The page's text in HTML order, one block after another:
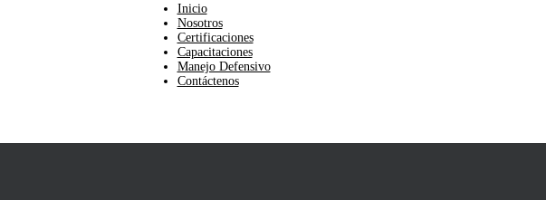
Inicio
Nosotros
Certificaciones
Capacitaciones
Manejo Defensivo
Contáctenos